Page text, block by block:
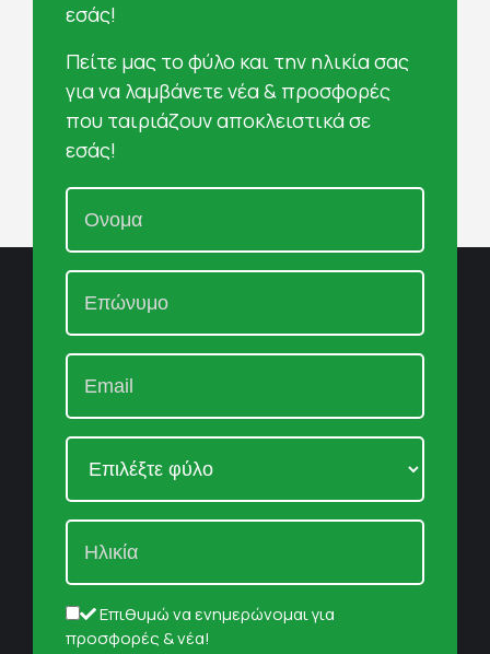
εσάς!
Πείτε μας το φύλο και την ηλικία σας
για να λαμβάνετε νέα & προσφορές
που ταιριάζουν αποκλειστικά σε
εσάς!
Επιθυμώ να ενημερώνομαι για
προσφορές & νέα!